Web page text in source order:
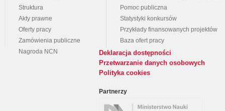
Struktura
Akty prawne
Oferty pracy
Zamówienia publiczne
Nagroda NCN
Pomoc publiczna
Statystyki konkursów
Przykłady finansowanych projektów
Baza ofert pracy
Deklaracja dostępności
Przetwarzanie danych osobowych
Polityka cookies
Partnerzy